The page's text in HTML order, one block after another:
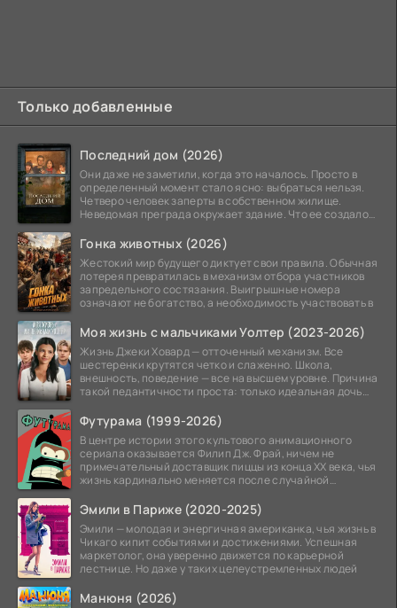
Только добавленные
Последний дом (2026)
Они даже не заметили, когда это началось. Просто в
определенный момент стало ясно: выбраться нельзя.
Четверо человек заперты в собственном жилище.
Неведомая преграда окружает здание. Что ее создало
Гонка животных (2026)
Жестокий мир будущего диктует свои правила. Обычная
лотерея превратилась в механизм отбора участников
запредельного состязания. Выигрышные номера
означают не богатство, а необходимость участвовать в
Моя жизнь с мальчиками Уолтер (2023-2026)
Жизнь Джеки Ховард — отточенный механизм. Все
шестеренки крутятся четко и слаженно. Школа,
внешность, поведение — все на высшем уровне. Причина
такой педантичности проста: только идеальная дочь
Футурама (1999-2026)
В центре истории этого культового анимационного
сериала оказывается Филип Дж. Фрай, ничем не
примечательный доставщик пиццы из конца XX века, чья
жизнь кардинально меняется после случайной
Эмили в Париже (2020-2025)
Эмили — молодая и энергичная американка, чья жизнь в
Чикаго кипит событиями и достижениями. Успешная
маркетолог, она уверенно движется по карьерной
лестнице. Но даже у таких целеустремленных людей
Манюня (2026)